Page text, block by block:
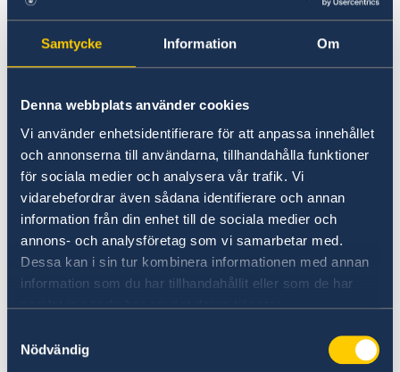
Samtycke Information Om
Denna webbplats använder cookies
Vi använder enhetsidentifierare för att anpassa innehållet
och annonserna till användarna, tillhandahålla funktioner
för sociala medier och analysera vår trafik. Vi
vidarebefordrar även sådana identifierare och annan
information från din enhet till de sociala medier och
annons- och analysföretag som vi samarbetar med.
Dessa kan i sin tur kombinera informationen med annan
information som du har tillhandahållit eller som de har
samlat in när du har använt deras tjänster.
Nödvändig
from 19 May 2025.
The 12-month period isNOT a grace
periodand does not apply to foreign
nationals who have already resided in
May 2025.
2) For existing foreign national residents in
Malaysia
Q:What is the status of foreign nationals who
have already resided in Malaysia for more than
to drive in Malaysia using an International